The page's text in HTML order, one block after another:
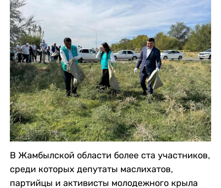
В Жамбылской области более ста участников,
среди которых депутаты маслихатов,
партийцы и активисты молодежного крыла